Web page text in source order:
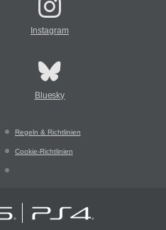
Instagram
Bluesky
Regeln & Richtlinien
Cookie-Richtlinien